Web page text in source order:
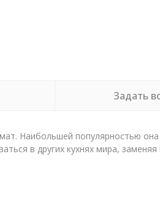
Задать
Наибольшей популярностью она
в других кухнях мира,